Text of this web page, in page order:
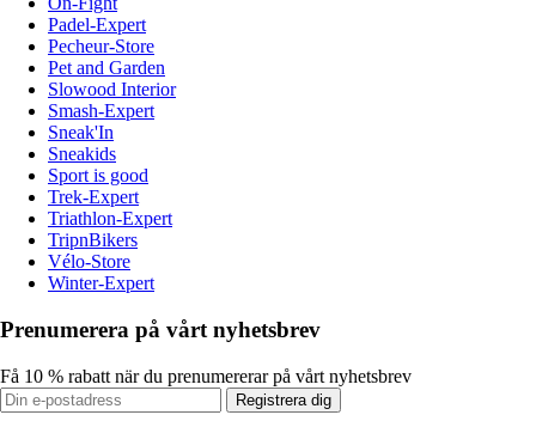
Padel-Expert
Pecheur-Store
Pet and Garden
Slowood Interior
Smash-Expert
Sneak'In
Sneakids
Sport is good
Trek-Expert
Triathlon-Expert
TripnBikers
Vélo-Store
Winter-Expert
Prenumerera på vårt nyhetsbrev
Få 10 % rabatt när du prenumererar på vårt nyhetsbrev
Registrera dig